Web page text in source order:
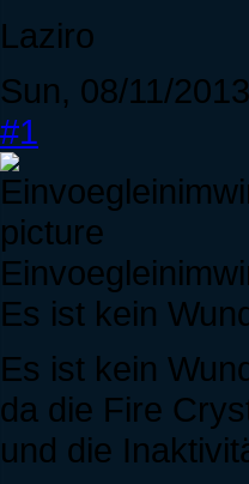
Laziro
Sun, 08/11/
#1
Es ist kein
Es ist kein
da die Fire
und die